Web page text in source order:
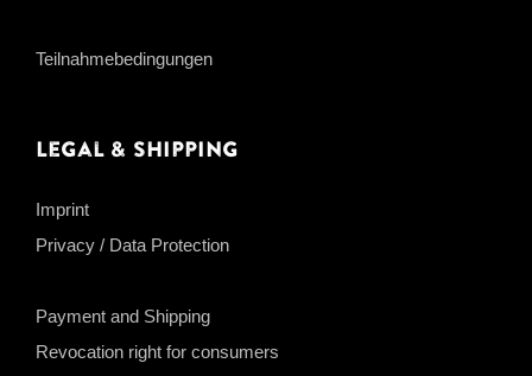
Teilnahmebedingungen
Legal & Shipping
Imprint
Privacy / Data Protection
Payment and Shipping
Revocation right for consumers